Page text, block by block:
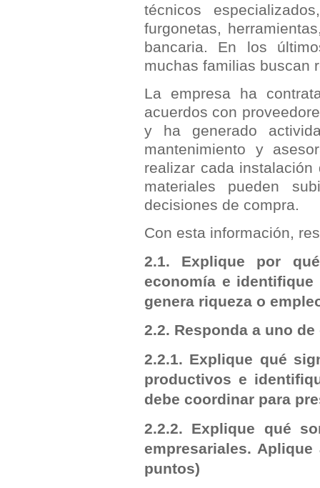
técnicos
furgonetas,
bancaria. En los
muchas familias buscan
La empresa ha
acuerdos con
y ha generado
mantenimiento y
realizar cada
materiales pueden
decisiones de compra.
Con esta información,
2.1. Explique por
economía e
genera riqueza o
2.2. Responda a uno
2.2.1. Explique qué
productivos e
debe coordinar para
2.2.2. Explique qué
empresariales.
puntos)